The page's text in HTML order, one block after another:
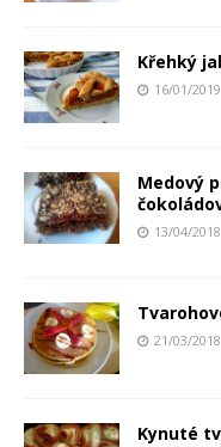
Křehký
16/01/2019
Medový
13/04/2018
21/03/2018
Kynuté